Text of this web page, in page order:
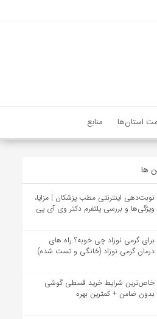
استان‌ها منابع
ها
نوبت‌دهی اینترنتی مطب پزشکان | مزایا،
ویژگی‌ها و بررسی پلتفرم دکتر وی آی پی
برای گرمی نوزاد چی خوبه؟ راه های
درمان گرمی نوزاد (خانگی و تست شده)
خاص‌ترین شرایط خرید قسطی گوشی
بدون ضامن + کمترین بهره